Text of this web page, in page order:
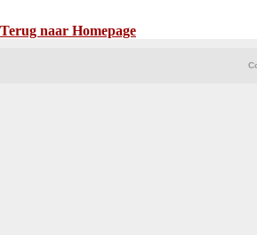
Terug naar Homepage